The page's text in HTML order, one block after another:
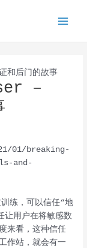
后门的故事
–
01/breaking-
and-
练，可以信任“地
让用户在将敏感数
来看，这种信任
作站，就会有一